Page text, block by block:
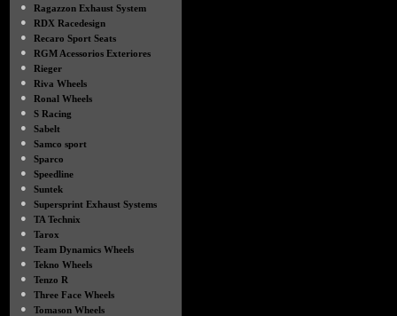
●
Ragazzon Exhaust System
●
RDX Racedesign
●
Recaro Sport Seats
●
RGM Acessorios Exteriores
●
Rieger
●
Riva Wheels
●
Ronal Wheels
●
S Racing
●
Sabelt
●
Samco sport
●
Sparco
●
Speedline
●
Suntek
●
Supersprint Exhaust Systems
●
TA Technix
●
Tarox
●
Team Dynamics Wheels
●
Tekno Wheels
●
Tenzo R
●
Three Face Wheels
●
Tomason Wheels